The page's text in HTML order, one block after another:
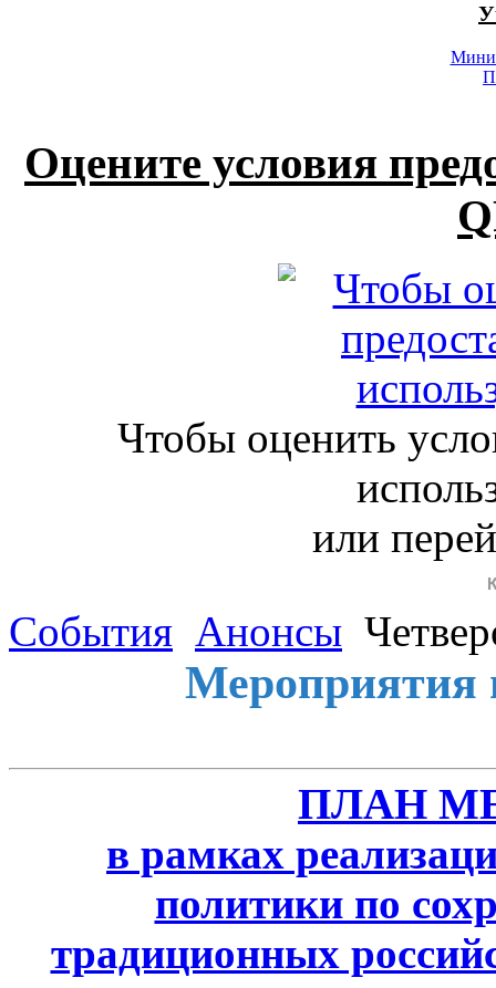
Оцените условия
Чтобы оценить
или
События Анонсы
Мероприятия
ПЛАН
в рамках
политики по
традиционных